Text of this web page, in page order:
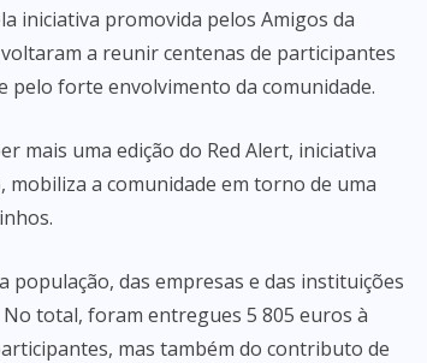
iniciativa promovida pelos Amigos da
a reunir centenas de participantes
pelo forte envolvimento da comunidade.
mais uma edição do Red Alert, iniciativa
a comunidade em torno de uma
população, das empresas e das instituições
total, foram entregues 5 805 euros à
mas também do contributo de